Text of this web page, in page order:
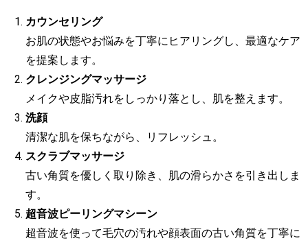
カウンセリング
お肌の状態やお悩みを丁寧にヒアリングし、最適なケア
を提案します。
クレンジングマッサージ
メイクや皮脂汚れをしっかり落とし、肌を整えます。
洗顔
清潔な肌を保ちながら、リフレッシュ。
スクラブマッサージ
古い角質を優しく取り除き、肌の滑らかさを引き出しま
す。
超音波ピーリングマシーン
超音波を使って毛穴の汚れや顔表面の古い角質を丁寧に